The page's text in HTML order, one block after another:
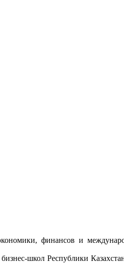
финансов и
школ Республики